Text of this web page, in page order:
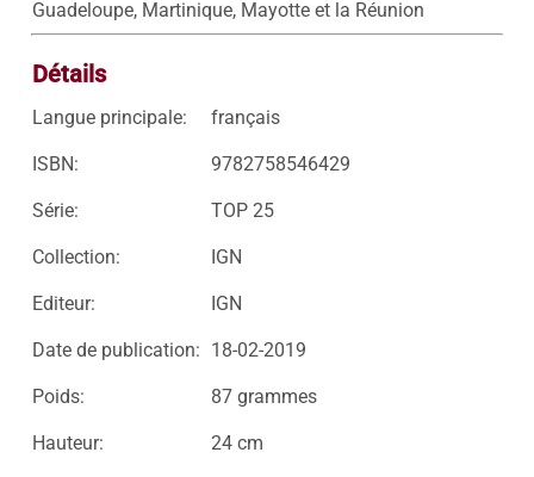
Détails
Langue principale: français
ISBN: 9782758546429
Série: TOP 25
Collection: IGN
Editeur: IGN
Date de publication: 18-02-2019
Poids: 87 grammes
Hauteur: 24 cm